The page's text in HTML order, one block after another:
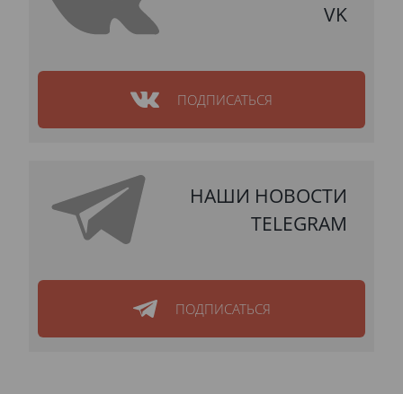
VK
ПОДПИСАТЬСЯ
НАШИ НОВОСТИ
TELEGRAM
ПОДПИСАТЬСЯ